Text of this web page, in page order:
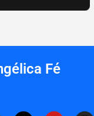
Fé